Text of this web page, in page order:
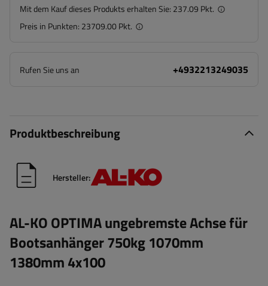
Mit dem Kauf dieses Produkts erhalten Sie: 237.09 Pkt.
Preis in Punkten: 23709.00 Pkt.
Rufen Sie uns an +4932213249035
Produktbeschreibung
Hersteller:
AL-KO OPTIMA ungebremste Achse für
Bootsanhänger 750kg 1070mm
1380mm 4x100